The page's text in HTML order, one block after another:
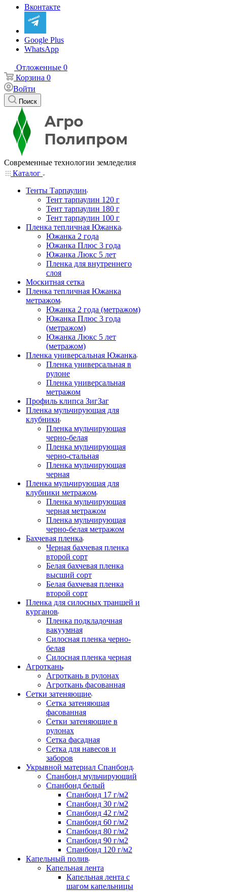
Вконтакте
Google Plus
WhatsApp
Отложенные 0
Корзина 0
Войти
Поиск
Современные технологии земледелия
Каталог
Тенты Тарпаулин
Тент тарпаулин 120 г
Тент тарпаулин 180 г
Тент тарпаулин 100 г
Пленка тепличная Южанка
Южанка 2 года
Южанка Плюс 3 года
Южанка Люкс 5 лет
Пленка для внутреннего
слоя
Москитная сетка
Пленка тепличная Южанка
метражом
Южанка 2 года (метражом)
Южанка Плюс 3 года
(метражом)
Южанка Люкс 5 лет
(метражом)
Пленка универсальная Южанка
Пленка универсальная в
рулоне
Пленка универсальная
метражом
Профиль клипса ЗигЗаг
Пленка мульчирующая для
клубники
Пленка мульчирующая
черно-белая
Пленка мульчирующая
черно-стальная
Пленка мульчирующая
черная
Пленка мульчирующая для
клубники метражом
Пленка мульчирующая
черная метражом
Пленка мульчирующая
черно-белая метражом
Бахчевая пленка
Черная бахчевая пленка
второй сорт
Белая бахчевая пленка
высший сорт
Белая бахчевая пленка
второй сорт
Пленка для силосных траншей и
курганов
Пленка подкладочная
вакуумная
Силосная пленка черно-
белая
Силосная пленка черная
Агроткань
Агроткань в рулонах
Агроткань фасованная
Сетки затеняющие
Сетка затеняющая
фасованная
Сетки затеняющие в
рулонах
Сетка фасадная
Сетка для навесов и
заборов
Укрывной материал Спанбонд
Спанбонд мульчирующий
Спанбонд белый
Спанбонд 17 г/м2
Спанбонд 30 г/м2
Спанбонд 42 г/м2
Спанбонд 60 г/м2
Спанбонд 80 г/м2
Спанбонд 90 г/м2
Спанбонд 120 г/м2
Капельный полив
Капельная лента
Капельная лента с
шагом капельницы